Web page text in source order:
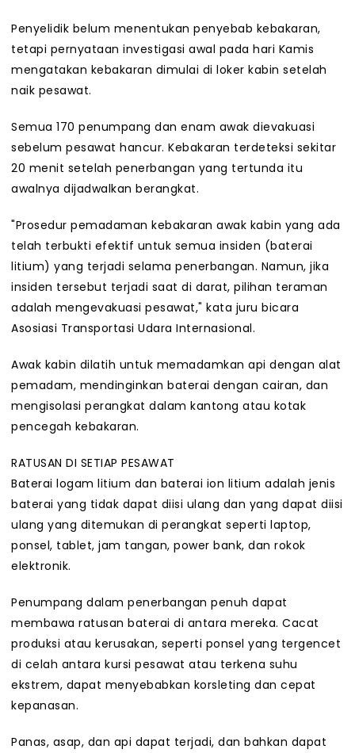
Penyelidik belum menentukan penyebab kebakaran,
tetapi pernyataan investigasi awal pada hari Kamis
mengatakan kebakaran dimulai di loker kabin setelah
naik pesawat.
Semua 170 penumpang dan enam awak dievakuasi
sebelum pesawat hancur. Kebakaran terdeteksi sekitar
20 menit setelah penerbangan yang tertunda itu
awalnya dijadwalkan berangkat.
"Prosedur pemadaman kebakaran awak kabin yang ada
telah terbukti efektif untuk semua insiden (baterai
litium) yang terjadi selama penerbangan. Namun, jika
insiden tersebut terjadi saat di darat, pilihan teraman
adalah mengevakuasi pesawat," kata juru bicara
Asosiasi Transportasi Udara Internasional.
Awak kabin dilatih untuk memadamkan api dengan alat
pemadam, mendinginkan baterai dengan cairan, dan
mengisolasi perangkat dalam kantong atau kotak
pencegah kebakaran.
RATUSAN DI SETIAP PESAWAT
Baterai logam litium dan baterai ion litium adalah jenis
baterai yang tidak dapat diisi ulang dan yang dapat diisi
ulang yang ditemukan di perangkat seperti laptop,
ponsel, tablet, jam tangan, power bank, dan rokok
elektronik.
Penumpang dalam penerbangan penuh dapat
membawa ratusan baterai di antara mereka. Cacat
produksi atau kerusakan, seperti ponsel yang tergencet
di celah antara kursi pesawat atau terkena suhu
ekstrem, dapat menyebabkan korsleting dan cepat
kepanasan.
Panas, asap, dan api dapat terjadi, dan bahkan dapat